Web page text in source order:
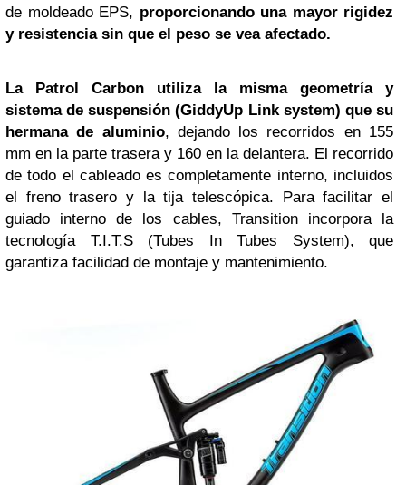
de moldeado EPS, proporcionando una mayor rigidez
y resistencia sin que el peso se vea afectado.
La Patrol Carbon utiliza la misma geometría y
sistema de suspensión (GiddyUp Link system) que su
hermana de aluminio, dejando los recorridos en 155
mm en la parte trasera y 160 en la delantera. El recorrido
de todo el cableado es completamente interno, incluidos
el freno trasero y la tija telescópica. Para facilitar el
guiado interno de los cables, Transition incorpora la
tecnología T.I.T.S (Tubes In Tubes System), que
garantiza facilidad de montaje y mantenimiento.